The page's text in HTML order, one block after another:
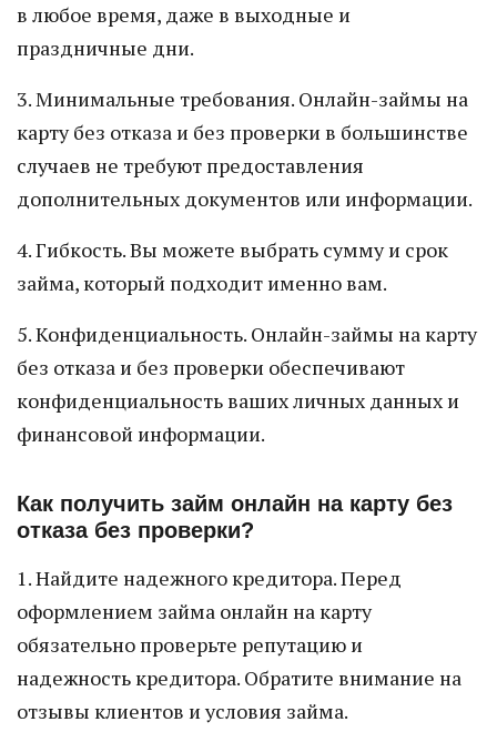
в любое время, даже в выходные и
праздничные дни.
3. Минимальные требования. Онлайн-займы на
карту без отказа и без проверки в большинстве
случаев не требуют предоставления
дополнительных документов или информации.
4. Гибкость. Вы можете выбрать сумму и срок
займа, который подходит именно вам.
5. Конфиденциальность. Онлайн-займы на карту
без отказа и без проверки обеспечивают
конфиденциальность ваших личных данных и
финансовой информации.
Как получить займ онлайн на карту без
отказа без проверки?
1. Найдите надежного кредитора. Перед
оформлением займа онлайн на карту
обязательно проверьте репутацию и
надежность кредитора. Обратите внимание на
отзывы клиентов и условия займа.